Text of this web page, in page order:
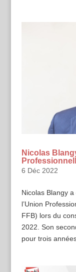
Nicolas
6 Déc 2022
Nicolas Blangy
l’Union
FFB) lors du
2022. Son
pour trois